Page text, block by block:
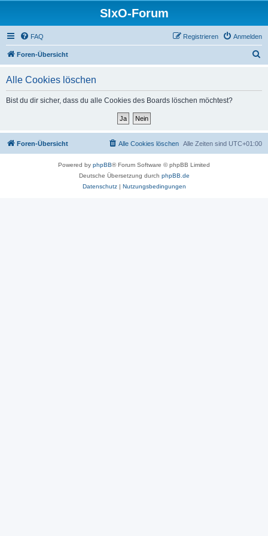
SIxO-Forum
FAQ Anmelden
Registrieren
Foren-Übersicht
Alle Cookies löschen
Bist du dir sicher, dass du alle Cookies des Boards löschen möchtest?
Foren-Übersicht Alle Zeiten sind UTC+01:00
Alle Cookies löschen
Powered by phpBB® Forum Software © phpBB Limited
Deutsche Übersetzung durch phpBB.de
Datenschutz| Nutzungsbedingungen